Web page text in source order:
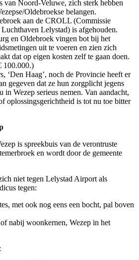
van Noord-Veluwe, zich sterk hebben
Oldebroekse belangen.
aan de CROLL (Commissie
Lelystad) is afgehouden.
en Oldebroek vingen bot bij het
uit te voeren en zien zich
dat op eigen kosten zelf te gaan doen.
100.000.)
‘Den Haag’, noch de Provincie heeft er
gegeven dat ze hun zorgplicht jegens
in Wezep serieus nemen. Van aandacht,
oplossingsgerichtheid is tot nu toe bitter
is spreekbuis van de verontruste
en wordt door de gemeente
niet tegen Lelystad Airport als
tegen:
met ook nog eens een bocht, pal boven
nabij woonkernen, Wezep in het